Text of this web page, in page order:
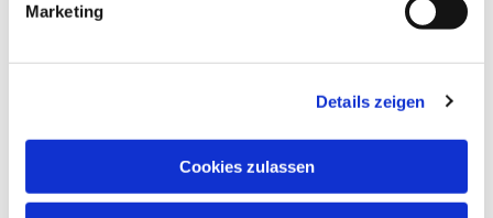
Marketing
Details zeigen
Cookies zulassen